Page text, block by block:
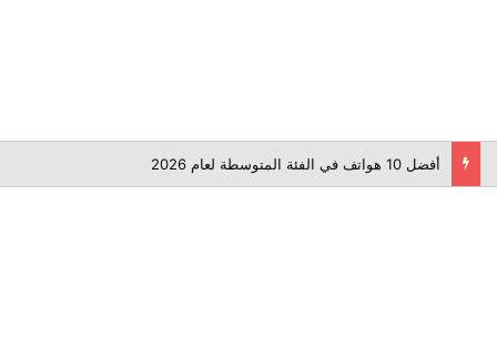
أفضل 10 هواتف في الفئة المتوسطة لعام 2026